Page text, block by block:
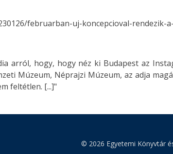
februarban-uj-koncepcioval-rendezik-
arról, hogy, hogy néz ki Budapest az
Múzeum, Néprajzi Múzeum, az adja
feltétlen. [...]"
© 2026 Egyetemi Könyvtár